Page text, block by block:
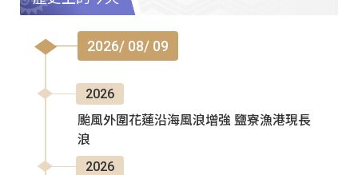
2026/ 08/ 09
2026
颱風外圍花蓮沿海風浪增強 鹽寮漁港現長
浪
2026